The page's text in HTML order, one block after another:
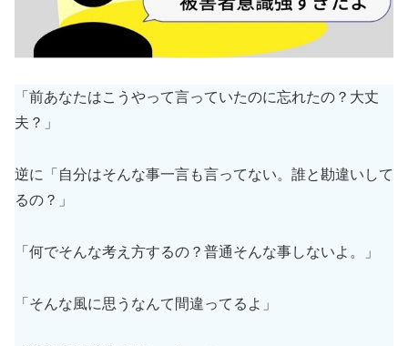
「前あなたはこうやって言っていたのに忘れたの？大丈
夫？」
逆に「自分はそんな事一言も言ってない。誰と勘違いして
るの？」
「何でそんな考え方するの？普通そんな事しないよ。」
「そんな風に思うなんて間違ってるよ」